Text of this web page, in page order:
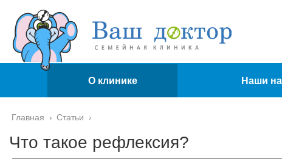
О клинике Наши
Главная › Статьи ›
Что такое рефлексия?